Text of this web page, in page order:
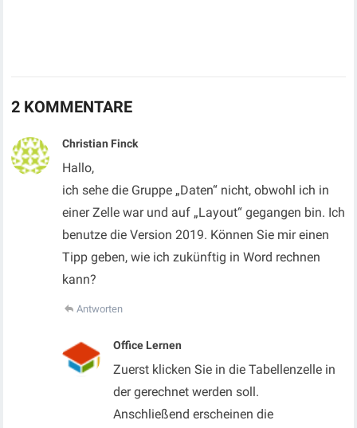
2 KOMMENTARE
Christian Finck
Hallo,
ich sehe die Gruppe „Daten“ nicht, obwohl ich in
einer Zelle war und auf „Layout“ gegangen bin. Ich
benutze die Version 2019. Können Sie mir einen
Tipp geben, wie ich zukünftig in Word rechnen
kann?
Antworten
Office Lernen
Zuerst klicken Sie in die Tabellenzelle in
der gerechnet werden soll.
Anschließend erscheinen die